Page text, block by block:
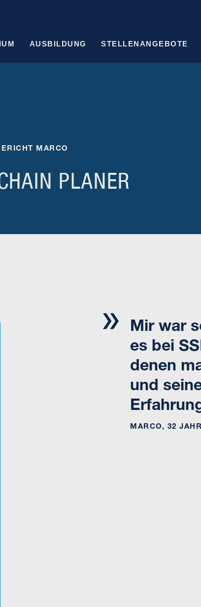
AUSBILDUNG STELLENANGEBOTE
MARCO
PLANER
Mir war
es bei
denen
und
MARCO, 32